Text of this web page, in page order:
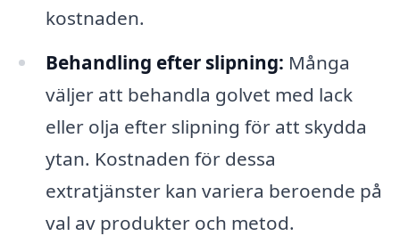
kostnaden.
Behandling efter slipning: Många
väljer att behandla golvet med lack
eller olja efter slipning för att skydda
ytan. Kostnaden för dessa
extratjänster kan variera beroende på
val av produkter och metod.